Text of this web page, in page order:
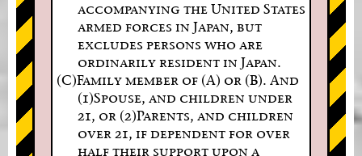
accompanying the United States
armed forces in Japan, but
excludes persons who are
ordinarily resident in Japan.
(C)Family member of (A) or (B). And
(1)Spouse, and children under
21, or (2)Parents, and children
over 21, if dependent for over
half their support upon a